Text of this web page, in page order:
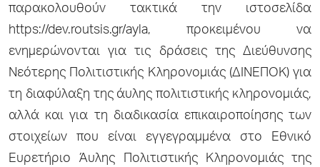
παρακολουθούν τακτικά την ιστοσελίδα
https://dev.routsis.gr/ayla, προκειμένου να
ενημερώνονται για τις δράσεις της Διεύθυνσης
Νεότερης Πολιτιστικής Κληρονομιάς (ΔΙΝΕΠΟΚ) για
τη διαφύλαξη της άυλης πολιτιστικής κληρονομιάς,
αλλά και για τη διαδικασία επικαιροποίησης των
στοιχείων που είναι εγγεγραμμένα στο Εθνικό
Ευρετήριο Άυλης Πολιτιστικής Κληρονομιάς της